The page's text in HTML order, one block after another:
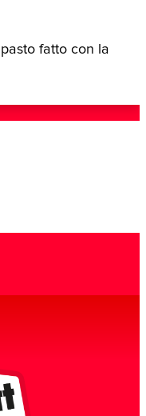
fatto con la